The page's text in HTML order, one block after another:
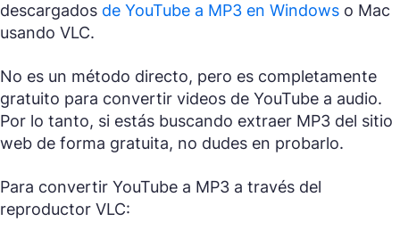
descargados de YouTube a MP3 en Windows o Mac
usando VLC.
No es un método directo, pero es completamente
gratuito para convertir videos de YouTube a audio.
Por lo tanto, si estás buscando extraer MP3 del sitio
web de forma gratuita, no dudes en probarlo.
Para convertir YouTube a MP3 a través del
reproductor VLC: